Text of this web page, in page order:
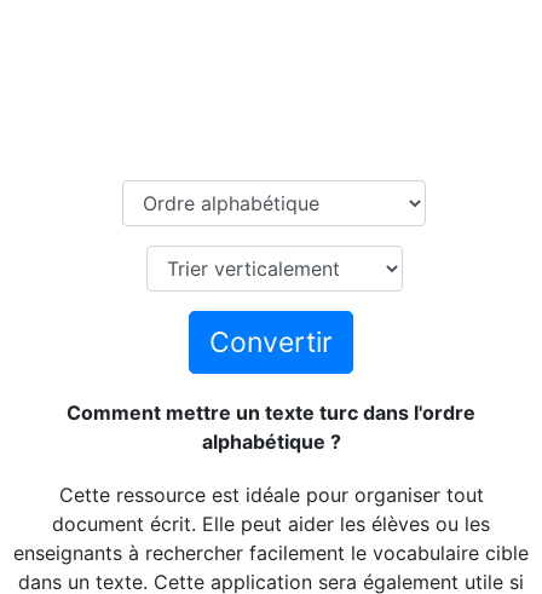
Convertir
Comment mettre un texte turc dans l'ordre
alphabétique ?
Cette ressource est idéale pour organiser tout
document écrit. Elle peut aider les élèves ou les
enseignants à rechercher facilement le vocabulaire cible
dans un texte. Cette application sera également utile si